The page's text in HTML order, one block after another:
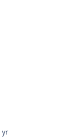
yr